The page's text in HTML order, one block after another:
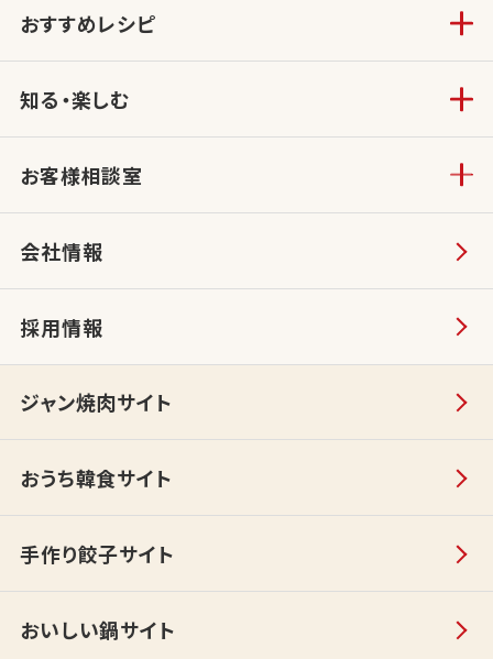
おすすめレシピ
知る・楽しむ
お客様相談室
会社情報
採用情報
ジャン焼肉サイト
おうち韓食サイト
手作り餃子サイト
おいしい鍋サイト